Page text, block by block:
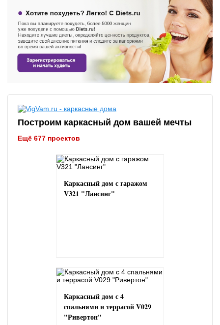
Построим каркасный дом вашей мечты
Ещё 677 проектов
Каркасный дом с гаражом
V321 "Лансинг"
Каркасный дом с 4
спальнями и террасой V029
"Ривертон"